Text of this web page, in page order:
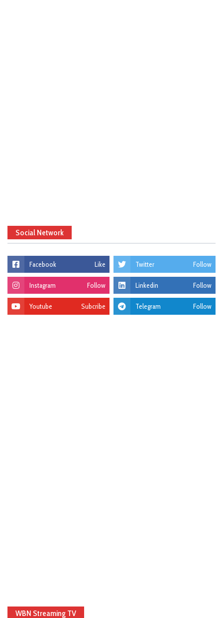
Social Network
Facebook Like Twitter Follow
Instagram Follow Linkedin Follow
Youtube Subcribe Telegram Follow
WBN Streaming TV